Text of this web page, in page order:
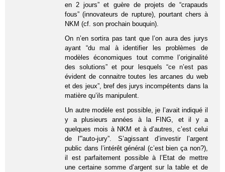
en 2 jours” et guère de projets de “crapauds
fous” (innovateurs de rupture), pourtant chers à
NKM (cf. son prochain bouquin).
On n’en sortira pas tant que l’on aura des jurys
ayant “du mal à identifier les problèmes de
modèles économiques tout comme l’originalité
des solutions” et pour lesquels “ce n’est pas
évident de connaitre toutes les arcanes du web
et des jeux”, bref des jurys incompétents dans la
matière qu’ils manipulent.
Un autre modèle est possible, je l’avait indiqué il
y a plusieurs années à la FING, et il y a
quelques mois à NKM et à d’autres, c’est celui
de l'”auto-jury”. S’agissant d’investir l’argent
public dans l’intérêt général (c’est bien ça non?),
il est parfaitement possible à l’Etat de mettre
une certaine somme d’argent sur la table et de